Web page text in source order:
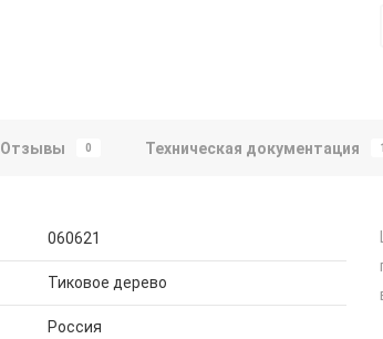
Отзывы 0 Техническая документация 1
060621
Тиковое дерево
Россия